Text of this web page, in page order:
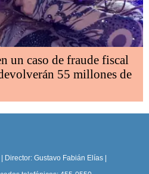
un caso de fraude fiscal
55 millones de
Gustavo Fabián Elías |